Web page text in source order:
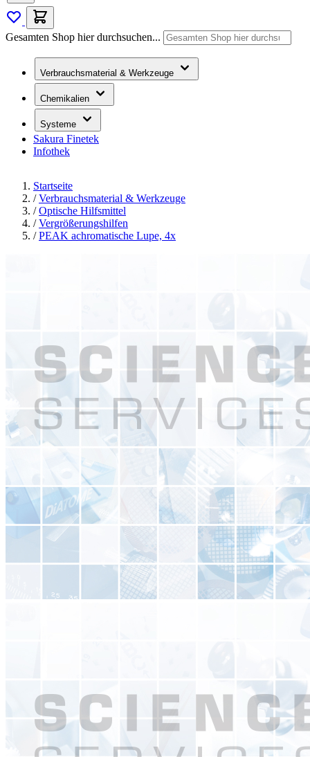
Gesamten Shop hier durchsuchen...
Verbrauchsmaterial & Werkzeuge
Chemikalien
Systeme
Sakura Finetek
Infothek
Startseite
/ Verbrauchsmaterial & Werkzeuge
/ Optische Hilfsmittel
/ Vergrößerungshilfen
/ PEAK achromatische Lupe, 4x